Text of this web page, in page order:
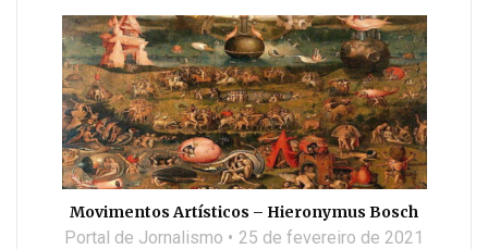
Movimentos Artísticos – Hieronymus Bosch
Portal de Jornalismo 25 de fevereiro de 2021